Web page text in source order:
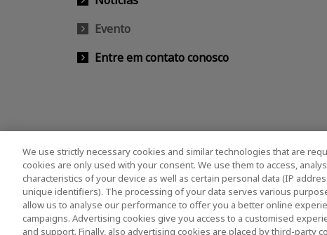
Evento
Entre em contato conosco
We use strictly necessary cookies and similar technologies that are
cookies are only used with your consent. We use them to access,
characteristics of your device as well as certain personal data (IP
unique identifiers). The processing of your data serves various
allow us to analyse our performance to offer you a better online
campaigns. Advertising cookies give you access to a customised
and support. Finally, also advertising cookies are placed by third-party